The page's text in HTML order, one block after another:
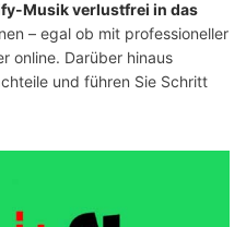
Musik verlustfrei in das
– egal ob mit professioneller
online. Darüber hinaus
und führen Sie Schritt